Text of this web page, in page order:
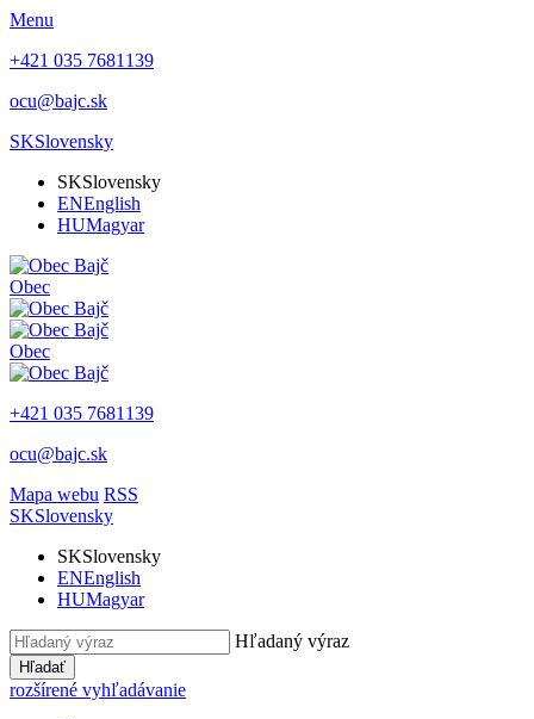
Menu
+421 035 7681139
ocu@bajc.sk
SKSlovensky
SKSlovensky
ENEnglish
HUMagyar
Obec
Obec
+421 035 7681139
ocu@bajc.sk
Mapa webu RSS
SKSlovensky
SKSlovensky
ENEnglish
HUMagyar
Hľadaný výraz
Hľadať
rozšírené vyhľadávanie